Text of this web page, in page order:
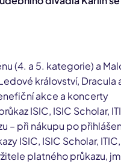
(4. a 5. kategorie) a
království, Dracula
akce a koncerty
ISIC, ISIC Scholar,
– při nákupu po
ISIC, ISIC Scholar,
platného průkazu,